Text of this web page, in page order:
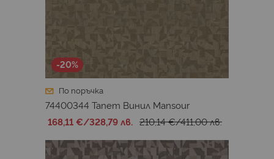
-20%
По поръчка
74400344 Тапет Винил Mansour
168,11 €/328,79 лв. 210,14 €/411,00 лв.